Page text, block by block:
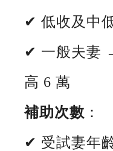
✔ 低收及中
✔ 一般夫妻
高 6 萬
補助次數 ：
✔ 受試妻年